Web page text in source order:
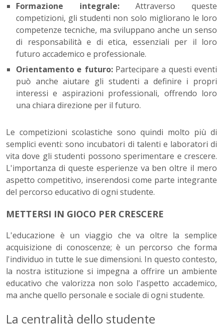
Formazione integrale:Attraverso queste
competizioni, gli studenti non solo migliorano le loro
competenze tecniche, ma sviluppano anche un senso
di responsabilità e di etica, essenziali per il loro
futuro accademico e professionale.
Orientamento e futuro:Partecipare a questi eventi
può anche aiutare gli studenti a definire i propri
interessi e aspirazioni professionali, offrendo loro
una chiara direzione per il futuro.
Le competizioni scolastiche sono quindi molto più di
semplici eventi: sono incubatori di talenti e laboratori di
vita dove gli studenti possono sperimentare e crescere.
L'importanza di queste esperienze va ben oltre il mero
aspetto competitivo, inserendosi come parte integrante
del percorso educativo di ogni studente.
METTERSI IN GIOCO PER CRESCERE
L'educazione è un viaggio che va oltre la semplice
acquisizione di conoscenze; è un percorso che forma
l'individuo in tutte le sue dimensioni. In questo contesto,
la nostra istituzione si impegna a offrire un ambiente
educativo che valorizza non solo l'aspetto accademico,
ma anche quello personale e sociale di ogni studente.
La centralità dello studente